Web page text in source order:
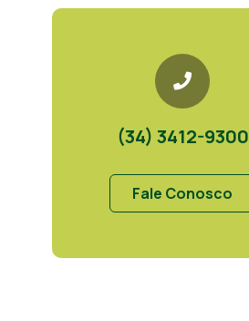
(34) 3412-9300
Fale Conosco